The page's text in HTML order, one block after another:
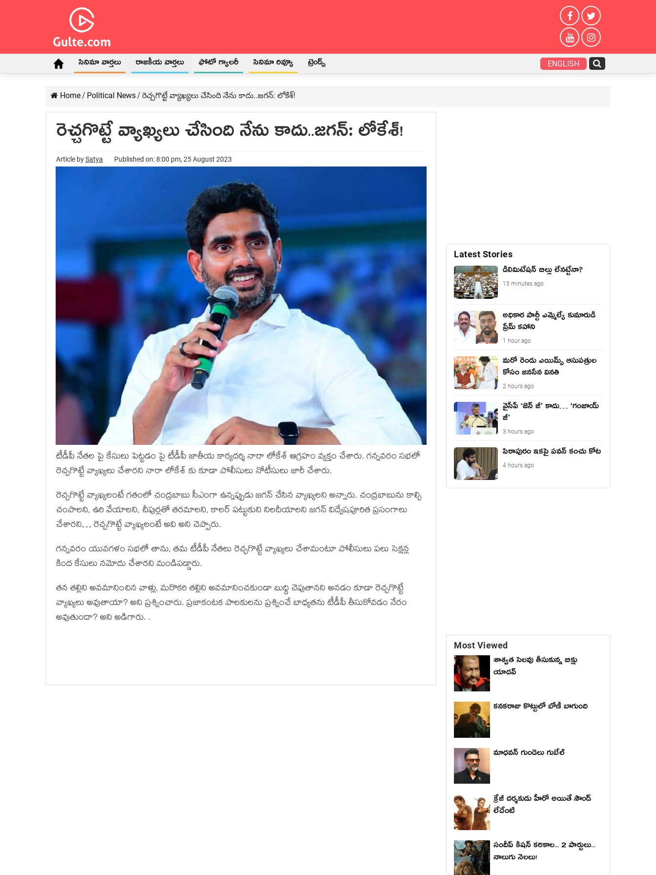
సినిమా వార్తలు రాజకీయ వార్తలు ఫోటో గ్యాలరీ సినిమా రివ్యూ ట్రెండ్స్ ENGLISH
Home/ Political News/ రెచ్చగొట్టే వ్యాఖ్యలు చేసింది నేను కాదు..జగన్‌: లోకేశ్‌!
రెచ్చగొట్టే వ్యాఖ్యలు చేసింది నేను కాదు..జగన్‌: లోకేశ్‌!
Article bySatya Published on: 8:00 pm, 25 August 2023
టీడీపీ నేతల పై కేసులు పెట్టడం పై టీడీపీ జాతీయ కార్యదర్శి నారా లోకేశ్‌ ఆగ్రహం వ్యక్తం చేశారు. గన్నవరం సభలో
రెచ్చగొట్టే వ్యాఖ్యలు చేశారని నారా లోకేశ్‌ కు కూడా పోలీసులు నోటీసులు జారీ చేశారు.
రెచ్చగొట్టే వ్యాఖ్యలంటే గతంలో చంద్రబాబు సీఎంగా ఉన్నప్పుడు జగన్ చేసిన వ్యాఖ్యలని అన్నారు. చంద్రబాబును కాల్చి
చంపాలని, ఉరి వేయాలని, చీపుర్లతో తరమాలని, కాలర్ పట్టుకుని నిలదీయాలని జగన్ విద్వేషపూరిత ప్రసంగాలు
చేశారని… రెచ్చగొట్టే వ్యాఖ్యలంటే అవి అని చెప్పారు.
గన్నవరం యువగళం సభలో తాను, తమ టీడీపీ నేతలు రెచ్చగొట్టే వ్యాఖ్యలు చేశామంటూ పోలీసులు పలు సెక్షన్ల
కింద కేసులు నమోదు చేశారని మండిపడ్డారు.
తన తల్లిని అవమానించిన వాళ్లు, మరొకరి తల్లిని అవమానించకుండా బుధ్ది చెపుతానని అనడం కూడా రెచ్చగొట్టే
వ్యాఖ్యలు అవుతాయా? అని ప్రశ్నించారు. ప్రజాకంటక పాలకులను ప్రశ్నించే బాధ్యతను టీడీపీ తీసుకోవడం నేరం
అవుతుందా? అని అడిగారు. .
Latest Stories
డీలిమిటేషన్ బిల్లు లేన‌ట్టేనా?
15 minutes ago
అధికార పార్టీ ఎమ్మెల్యే కుమారుడి
ప్రేమ్ కహాని
1 hour ago
మరో రెండు ఎయిమ్స్ ఆసుపత్రుల
కోసం జనసేన వినతి
2 hours ago
వైసీపీ ‘జెన్ జీ’ కాదు… ‘గంజాయ్
జీ’
3 hours ago
పిఠాపురం ఇకపై పవన్ కంచు కోట
4 hours ago
Most Viewed
శాశ్వత సెలవు తీసుకున్న బిక్షు
యాదవ్
కనకరాజు కొట్టులో బోణీ బాగుంది
మాధ‌వ‌న్ గుండెలు గుబేల్‌
క్రేజీ దర్శకుడు హీరో అయితే సౌండ్
లేదేంటి
సందీప్ కిషన్ కరికాల... 2 పార్టులు...
నాలుగు నెలలు!